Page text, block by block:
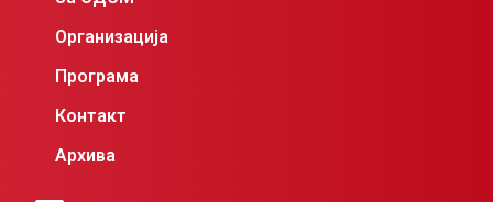
Организација
Програма
Контакт
Архива